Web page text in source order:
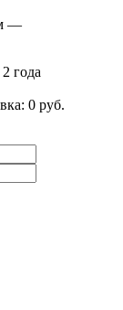
—
года
0 руб.